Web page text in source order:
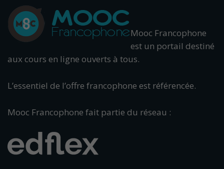
Mooc Francophone
est un portail destiné
aux cours en ligne ouverts à tous.
L’essentiel de l’offre francophone est référencée.
Mooc Francophone fait partie du réseau :